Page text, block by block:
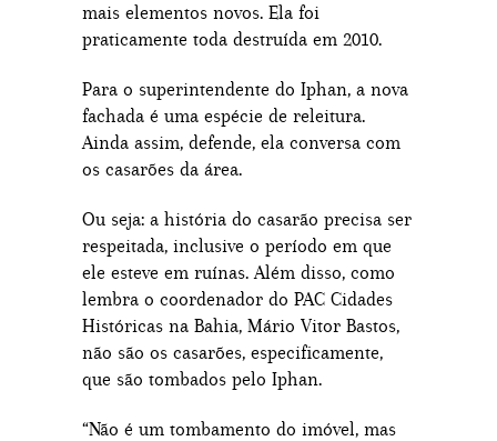
mais elementos novos. Ela foi
praticamente toda destruída em 2010.
Para o superintendente do Iphan, a nova
fachada é uma espécie de releitura.
Ainda assim, defende, ela conversa com
os casarões da área.
Ou seja: a história do casarão precisa ser
respeitada, inclusive o período em que
ele esteve em ruínas. Além disso, como
lembra o coordenador do PAC Cidades
Históricas na Bahia, Mário Vitor Bastos,
não são os casarões, especificamente,
que são tombados pelo Iphan.
“Não é um tombamento do imóvel, mas